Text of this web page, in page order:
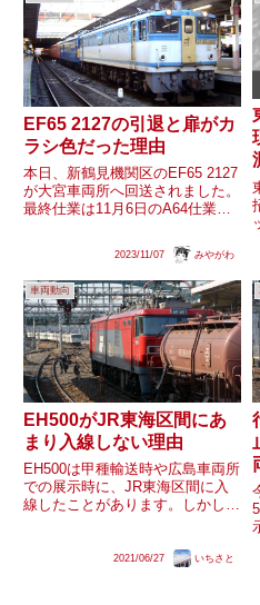
山手線からの転入車でし...
EF65 2127の引退と扉がカ
ラシ色だった理由
本日、新鶴見機関区のEF65 2127
が大宮車両所へ回送されました。
最終仕業は11月6日のA64仕業で
最終台検はA2台検で2022年3月で
す。全検目安の6年から時間が経
っていますが、A2台検前に検査
期限を延...
2023/11/07 みやがわ
車両動向
EH500がJR東海区間にあ
まり入線しない理由
EH500は甲種輸送時や広島車両所
での展示時に、JR東海区間に入
線したことがあります。しかしな
避けるような形で実施されていま
2021/06/27 いちさと